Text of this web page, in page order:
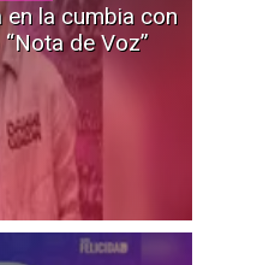
en la cumbia con
de Voz”